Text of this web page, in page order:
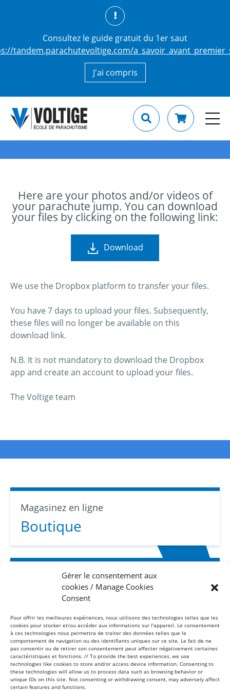
Gérer le consentement aux
cookies / Manage Cookies
Consent
Pour offrir les meilleures expériences, nous utilisons des technologies telles que les
cookies pour stocker et/ou accéder aux informations sur l'appareil. Le consentement
à ces technologies nous permettra de traiter des données telles que le
comportement de navigation ou des identifiants uniques sur ce site. Le fait de ne
pas consentir ou de retirer son consentement peut affecter négativement certaines
caractéristiques et fonctions. // To provide the best experiences, we use
technologies like cookies to store and/or access device information. Consenting to
these technologies will allow us to process data such as browsing behavior or
unique IDs on this site. Not consenting or withdrawing consent, may adversely affect
certain features and functions.
Consultez le guide gratuit du 1er saut
tandem.parachutevoltige.com/
J'ai compris
Here are your photos and/or videos of
your parachute jump. You can download
your files by clicking on the following link:
Download
We use the Dropbox platform to transfer your files.
You have 7 days to upload your files. Subsequently,
these files will no longer be available on this
download link.
N.B. It is not mandatory to download the Dropbox
app and create an account to upload your files.
The Voltige team
Magasinez en ligne
Boutique
Abonnez-vous
Infolettre
Sans frais
1-877-865-8443